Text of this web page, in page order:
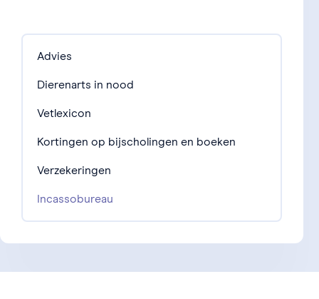
Advies
Dierenarts in nood
Vetlexicon
Kortingen op bijscholingen en boeken
Verzekeringen
Incassobureau